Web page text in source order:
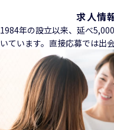
求人情
1984年の設立以来、延べ
いています。直接応募では出